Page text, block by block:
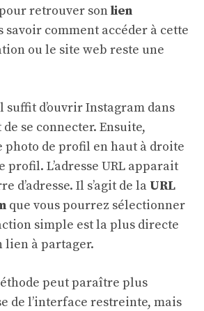
retrouver sonlien
savoir comment accéder à cette
ou le site web reste une
d’ouvrir Instagram dans
se connecter. Ensuite,
photo de profil en haut à droite
L’adresse URL apparait
d’adresse. Il s’agit de la URL
que vous pourrez sélectionner
simple est la plus directe
lien à partager.
peut paraître plus
de l’interface restreinte, mais